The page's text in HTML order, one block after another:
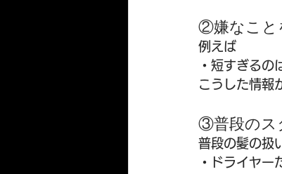
②嫌なこと
例えば
・短すぎるの
こうした情報
③普段のス
普段の髪の扱
・ドライヤー